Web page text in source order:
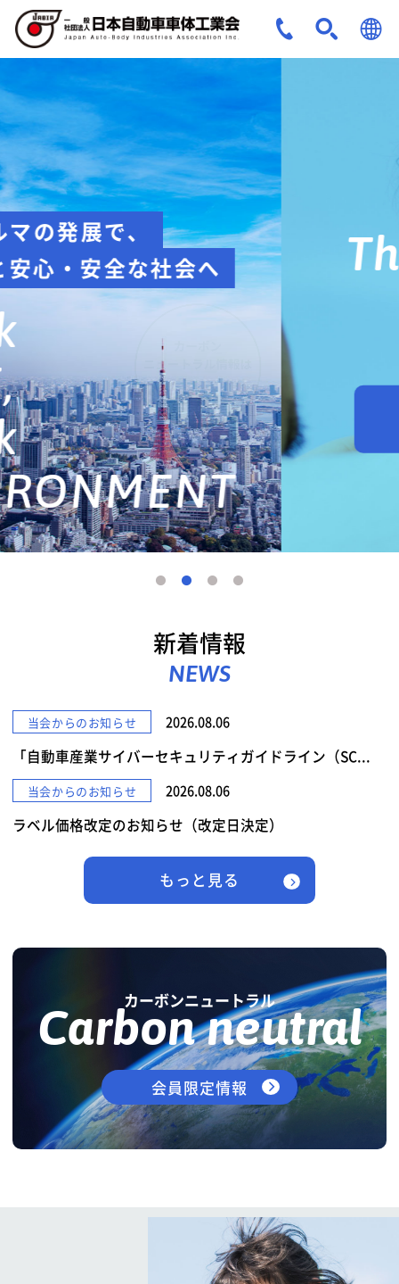
安全への取組み
Think about
safety
詳しくみる
新着情報
NEWS
当会からのお知らせ 2026.08.06
「自動車産業サイバーセキュリティガイドライン（SC...
当会からのお知らせ 2026.08.06
ラベル価格改定のお知らせ（改定日決定）
もっと見る
カーボンニュートラル
Carbon neutral
会員限定情報